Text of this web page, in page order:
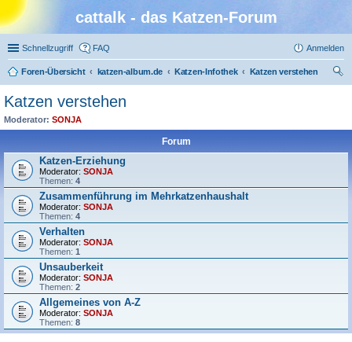
cattalk - das Katzen-Forum
Schnellzugriff FAQ Anmelden
Foren-Übersicht katzen-album.de Katzen-Infothek
Katzen verstehen
Katzen verstehen
Moderator: SONJA
Forum
Katzen-Erziehung
Moderator: SONJA
Themen: 4
Zusammenführung im Mehrkatzenhaushalt
Moderator: SONJA
Themen: 4
Verhalten
Moderator: SONJA
Themen: 1
Unsauberkeit
Moderator: SONJA
Themen: 2
Allgemeines von A-Z
Moderator: SONJA
Themen: 8